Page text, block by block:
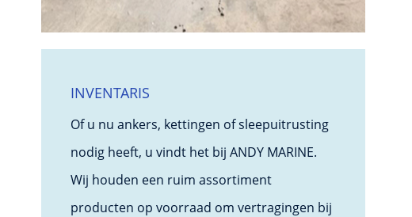
INVENTARIS
Of u nu ankers, kettingen of sleepuitrusting
nodig heeft, u vindt het bij ANDY MARINE.
Wij houden een ruim assortiment
producten op voorraad om vertragingen bij